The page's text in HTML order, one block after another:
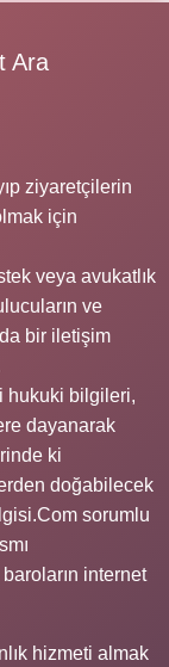
Ara
ziyaretçilerin
için
veya avukatlık
ve
bir iletişim
hukuki bilgileri,
dayanarak
ki
doğabilecek
sorumlu
baroların internet
hizmeti almak